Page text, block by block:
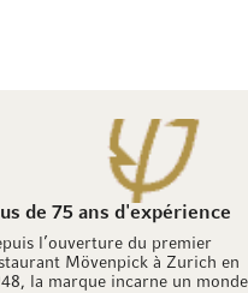
de 75 ans d'expérience
l’ouverture du premier
Mövenpick à Zurich en
la marque incarne un